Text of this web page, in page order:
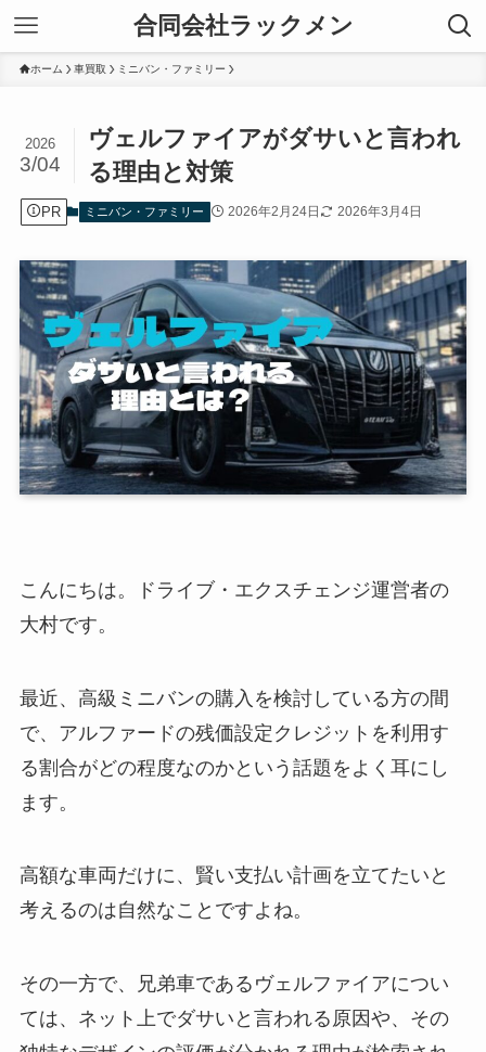
合同会社ラックメン
ホーム 車買取 ミニバン・ファミリー
ヴェルファイアがダサいと言われ
る理由と対策
2026
3/04
PR ミニバン・ファミリー 2026年2月24日 2026年3月4日
こんにちは。ドライブ・エクスチェンジ運営者の
大村です。
最近、高級ミニバンの購入を検討している方の間
で、アルファードの残価設定クレジットを利用す
る割合がどの程度なのかという話題をよく耳にし
ます。
高額な車両だけに、賢い支払い計画を立てたいと
考えるのは自然なことですよね。
その一方で、兄弟車であるヴェルファイアについ
ては、ネット上でダサいと言われる原因や、その